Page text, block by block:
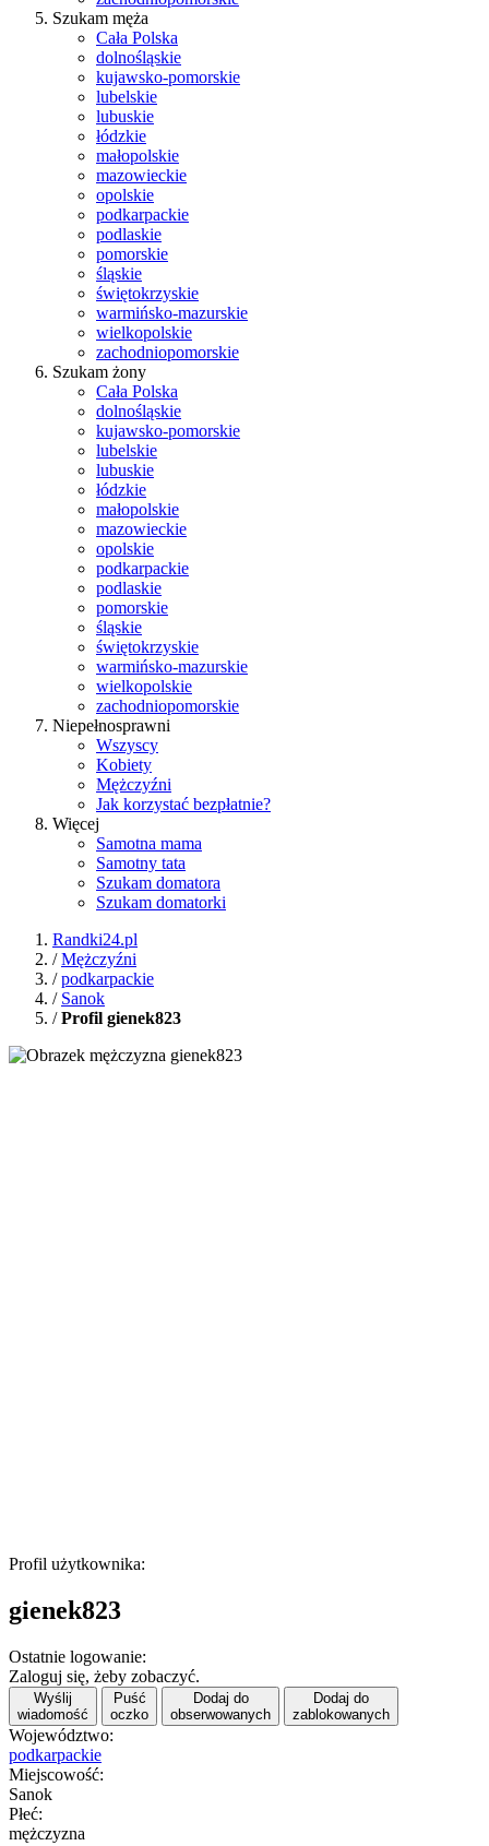
Szukam męża
Cała Polska
dolnośląskie
kujawsko-pomorskie
lubelskie
lubuskie
łódzkie
małopolskie
mazowieckie
opolskie
podkarpackie
podlaskie
pomorskie
śląskie
świętokrzyskie
warmińsko-mazurskie
wielkopolskie
zachodniopomorskie
Szukam żony
Cała Polska
dolnośląskie
kujawsko-pomorskie
lubelskie
lubuskie
łódzkie
małopolskie
mazowieckie
opolskie
podkarpackie
podlaskie
pomorskie
śląskie
świętokrzyskie
warmińsko-mazurskie
wielkopolskie
zachodniopomorskie
Niepełnosprawni
Wszyscy
Kobiety
Mężczyźni
Jak korzystać bezpłatnie?
Więcej
Samotna mama
Samotny tata
Szukam domatora
Szukam domatorki
Randki24.pl
/Mężczyźni
/podkarpackie
/ Sanok
/Profil gienek823
Profil użytkownika:
gienek823
Ostatnie logowanie:
Zaloguj się, żeby zobaczyć.
Wyślij
wiadomość
Puść
oczko
Dodaj do
obserwowanych
Dodaj do
zablokowanych
Województwo:
podkarpackie
Miejscowość:
Sanok
Płeć:
mężczyzna